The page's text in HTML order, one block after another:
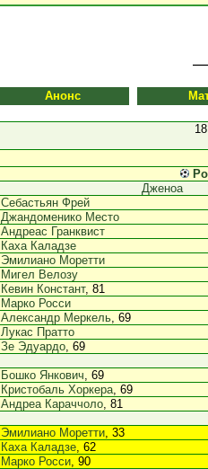
Анонс
Дженоа
Себастьян Фрей
Джандоменико Место
Андреас Гранквист
Каха Каладзе
Эмилиано Моретти
Мигел Велозу
Кевин Констант, 81
Марко Росси
Александр Меркель, 69
Лукас Пратто
Зе Эдуардо, 69
Бошко Янкович, 69
Кристобаль Хоркера, 69
Андреа Караччоло, 81
Эмилиано Моретти, 33
Каха Каладзе, 62
Марко Росси, 90